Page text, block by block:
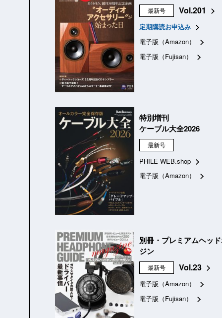
最新号 Vol.201
定期購読お申込み
電子版（Amazon）
電子版（Fujisan）
特別増刊
ケーブル大全2026
最新号
PHILE WEB.shop
電子版（Amazon）
別冊・プレミアムヘッ
ジン
最新号 Vol.23
電子版（Amazon）
電子版（Fujisan）